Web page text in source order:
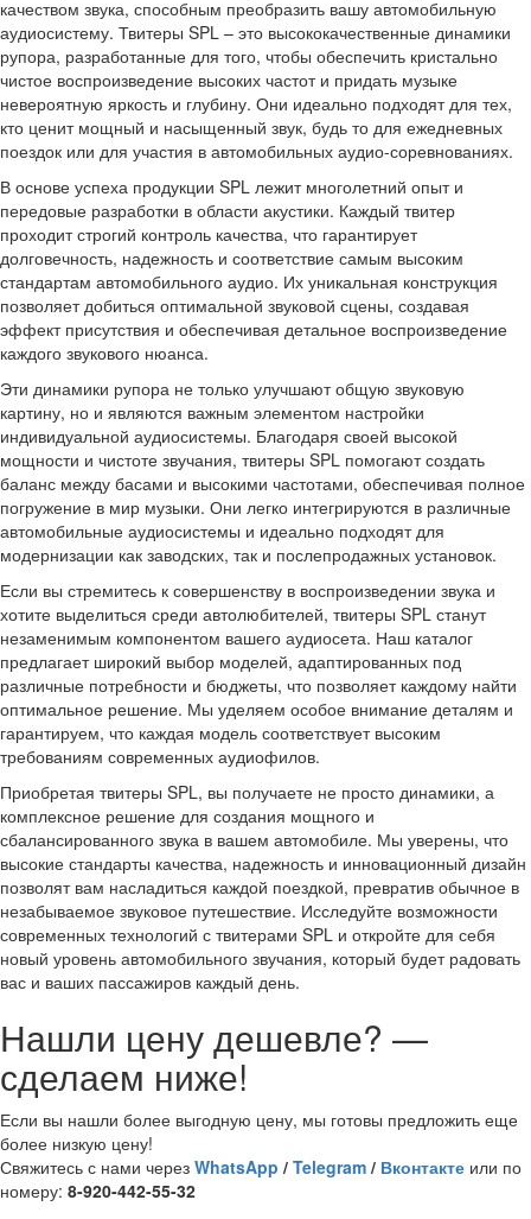
качеством звука, способным преобразить вашу автомобильную
аудиосистему. Твитеры SPL – это высококачественные динамики
рупора, разработанные для того, чтобы обеспечить кристально
чистое воспроизведение высоких частот и придать музыке
невероятную яркость и глубину. Они идеально подходят для тех,
кто ценит мощный и насыщенный звук, будь то для ежедневных
поездок или для участия в автомобильных аудио-соревнованиях.
В основе успеха продукции SPL лежит многолетний опыт и
передовые разработки в области акустики. Каждый твитер
проходит строгий контроль качества, что гарантирует
долговечность, надежность и соответствие самым высоким
стандартам автомобильного аудио. Их уникальная конструкция
позволяет добиться оптимальной звуковой сцены, создавая
эффект присутствия и обеспечивая детальное воспроизведение
каждого звукового нюанса.
Эти динамики рупора не только улучшают общую звуковую
картину, но и являются важным элементом настройки
индивидуальной аудиосистемы. Благодаря своей высокой
мощности и чистоте звучания, твитеры SPL помогают создать
баланс между басами и высокими частотами, обеспечивая полное
погружение в мир музыки. Они легко интегрируются в различные
автомобильные аудиосистемы и идеально подходят для
модернизации как заводских, так и послепродажных установок.
Если вы стремитесь к совершенству в воспроизведении звука и
хотите выделиться среди автолюбителей, твитеры SPL станут
незаменимым компонентом вашего аудиосета. Наш каталог
предлагает широкий выбор моделей, адаптированных под
различные потребности и бюджеты, что позволяет каждому найти
оптимальное решение. Мы уделяем особое внимание деталям и
гарантируем, что каждая модель соответствует высоким
требованиям современных аудиофилов.
Приобретая твитеры SPL, вы получаете не просто динамики, а
комплексное решение для создания мощного и
сбалансированного звука в вашем автомобиле. Мы уверены, что
высокие стандарты качества, надежность и инновационный дизайн
позволят вам насладиться каждой поездкой, превратив обычное в
незабываемое звуковое путешествие. Исследуйте возможности
современных технологий с твитерами SPL и откройте для себя
новый уровень автомобильного звучания, который будет радовать
вас и ваших пассажиров каждый день.
Нашли цену дешевле? —
сделаем ниже!
Если вы нашли более выгодную цену, мы готовы предложить еще
более низкую цену!
Свяжитесь с нами через WhatsApp / Telegram / Вконтакте или по
номеру: 8-920-442-55-32